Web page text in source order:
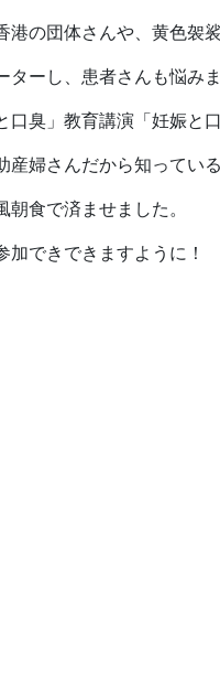
の団体さんや、黄色袈
ーし、患者さんも悩み
臭」教育講演「妊娠と
さんだから知ってい
食で済ませました。
できできますように！